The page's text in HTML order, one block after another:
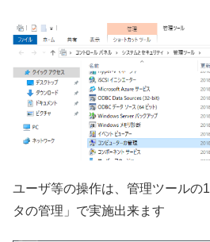
ユーザ等の操作は、管理ツールの
タの管理」で実施出来ます